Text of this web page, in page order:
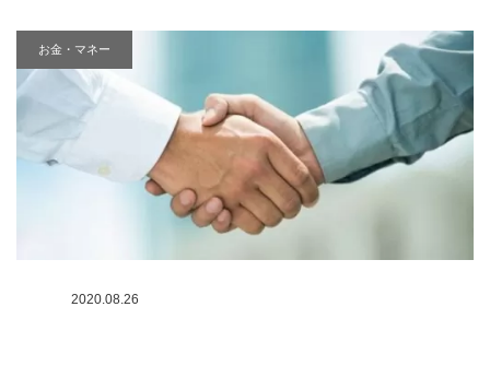
お金・マネー
2020.08.26